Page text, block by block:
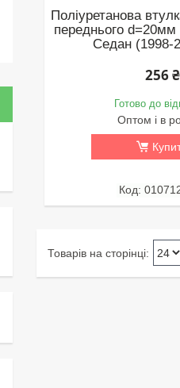
Поліуретанова
переднього
Седан (1998-
256 ₴
Готово до
Оптом і в